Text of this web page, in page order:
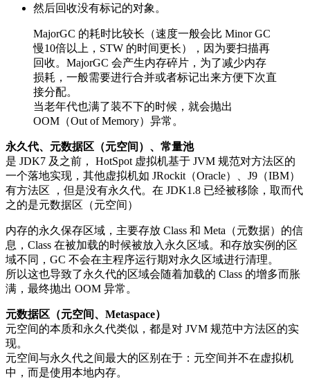
然后回收没有标记的对象。
MajorGC 的耗时比较长（速度一般会比 Minor GC
慢10倍以上，STW 的时间更长），因为要扫描再
回收。MajorGC 会产生内存碎片，为了减少内存
损耗，一般需要进行合并或者标记出来方便下次直
接分配。
当老年代也满了装不下的时候，就会抛出
OOM（Out of Memory）异常。
永久代、元数据区（元空间）、常量池
是 JDK7 及之前， HotSpot 虚拟机基于 JVM 规范对方法区的
一个落地实现，其他虚拟机如 JRockit（Oracle）、J9（IBM）
有方法区 ，但是没有永久代。在 JDK1.8 已经被移除，取而代
之的是元数据区（元空间）
内存的永久保存区域，主要存放 Class 和 Meta（元数据）的信
息，Class 在被加载的时候被放入永久区域。和存放实例的区
域不同，GC 不会在主程序运行期对永久区域进行清理。
所以这也导致了永久代的区域会随着加载的 Class 的增多而胀
满，最终抛出 OOM 异常。
元数据区（元空间、Metaspace）
元空间的本质和永久代类似，都是对 JVM 规范中方法区的实
现。
元空间与永久代之间最大的区别在于：元空间并不在虚拟机
中，而是使用本地内存。